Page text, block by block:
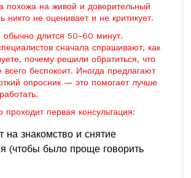
похожа на живой и доверительный
никто не оценивает и не критикует.
длится 50-60 минут.
сначала спрашивают, как
почему решили обратиться, что
беспокоит. Иногда предлагают
опросник — это помогает лучше
проходит первая консультация:
на знакомство и снятие
(чтобы было проще говорить